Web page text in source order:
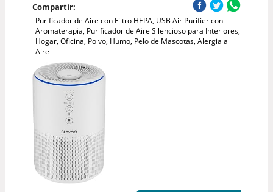
Compartir:
Purificador de Aire con Filtro HEPA, USB Air Purifier con
Aromaterapia, Purificador de Aire Silencioso para Interiores,
Hogar, Oficina, Polvo, Humo, Pelo de Mascotas, Alergia al
Aire